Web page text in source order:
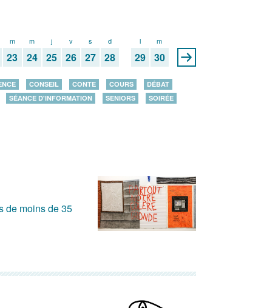
m
23
m
24
j
25
v
26
s
27
d
28
l
29
m
30
CONSEIL CONTE COURS
DÉBAT
SÉANCE D'INFORMATION SENIORS
SOIRÉE
de moins de 35